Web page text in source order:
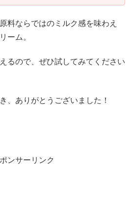
料ならではのミルク感を味わえ
ーム。
るので、ぜひ試してみてください
、ありがとうございました！
ンサーリンク